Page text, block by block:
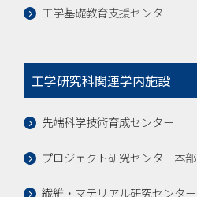
工学基礎教育支援センター
工学研究科関連学内施設
先端科学技術育成センター
プロジェクト研究センター本部
繊維・マテリアル研究センター